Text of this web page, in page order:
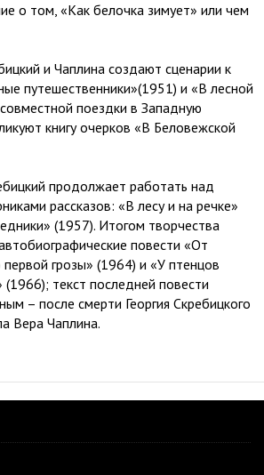
о том, «Как белочка зимует» или чем
и Чаплина создают сценарии к
путешественники»(1951) и «В лесной
поездки в Западную
книгу очерков «В Беловежской
продолжает работать над
рассказов: «В лесу и на речке»
(1957). Итогом творчества
повести «От
грозы» (1964) и «У птенцов
текст последней повести
– после смерти Георгия Скребицкого
Вера Чаплина.